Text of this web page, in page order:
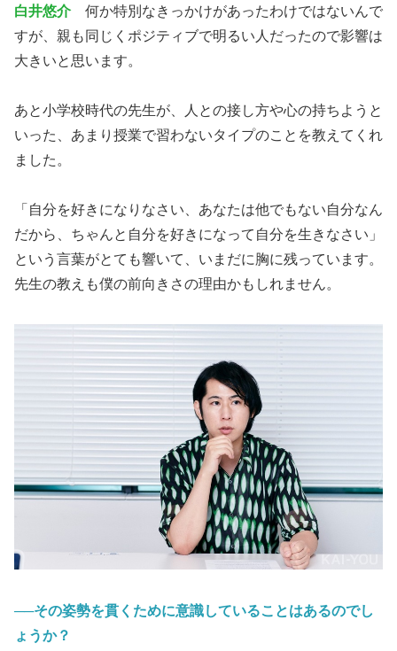
白井悠介何か特別なきっかけがあったわけではないんで
すが、親も同じくポジティブで明るい人だったので影響は
大きいと思います。
あと小学校時代の先生が、人との接し方や心の持ちようと
いった、あまり授業で習わないタイプのことを教えてくれ
ました。
「自分を好きになりなさい、あなたは他でもない自分なん
だから、ちゃんと自分を好きになって自分を生きなさい」
という言葉がとても響いて、いまだに胸に残っています。
先生の教えも僕の前向きさの理由かもしれません。
──その姿勢を貫くために意識していることはあるのでし
ょうか？